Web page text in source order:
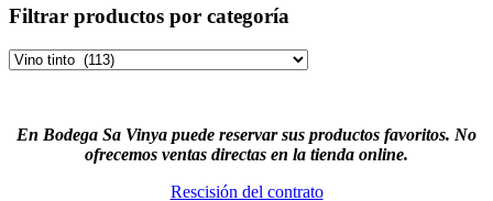
Filtrar productos por categoría
En Bodega Sa Vinya puede reservar sus productos favoritos. No
ofrecemos ventas directas en la tienda online.
Rescisión del contrato